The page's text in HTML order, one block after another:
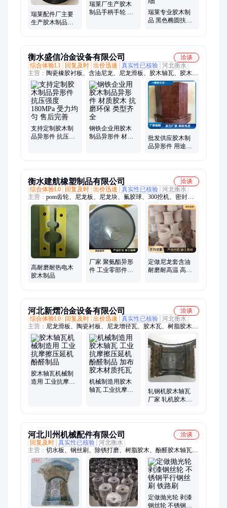
瑞莱配件厂主要
生产胶木制品手
瑞莱厂生产胶木
制品手柄手轮 电
瑞莱专业胶木制
品 黑色椭圆扶手
衡水盛信冶金设备有限公司
洽谈
综合体验L1
回复及时 出价迅速 真实性已核验 河北衡水
主营： 陶瓷橡胶衬板、含油尼龙、尼龙滑板、胶木轴瓦、胶木齿
轮、超高分子聚乙烯衬板
支持定制胶木制
品异形件 抗压强
钢铁企业用胶木
制品异形件 材质
批发供应胶木制
品异形件 用途保
衡水建航橡塑制品有限公司
洽谈
综合体验L0
回复及时 出价迅速 真实性已核验 河北衡水
主营： pom齿轮、尼龙板、尼龙块、氟胶球、300挖机、密封
圈、pvc钢丝、弹性体、尼龙轴、尼龙轮、管接头、加热辊、分
子板、密封件、真空管、破碎机、橡胶管、塑料件、测压管、橡
胶球、高分子、树脂管、密封条、尼龙套、尼龙片
高耐磨耐热电木
胶木制品
厂家 聚氨酯异形
件 工业零部件配
定做尼龙套含油
耐磨耐高温 高分
河北新熠冶金设备有限公司
洽谈
综合体验L0
回复及时 出价迅速 真实性已核验 河北衡水
主营： 尼龙滑板、陶瓷衬板、尼龙增径瓦、胶木瓦、树脂胶木刮
水板、耐高温尼龙制品、尼龙滑块导轨
胶木轴瓦机械制
造用 工业抗摩擦
机械制造用胶木
轴瓦 工业抗摩擦
轧钢机胶木轴瓦
厂家 轧机胶木瓦
河北川州机械配件有限公司
洽谈
回复及时 真实性已核验 河北衡水
主营： 切水板、钢丝刷、除锈打磨、树脂胶木、酚醛胶木轴瓦、
尼龙异形件、尼龙空心棒、复合轴承衬套
定做抛光轮 剥漆
钢丝轮 不锈钢平